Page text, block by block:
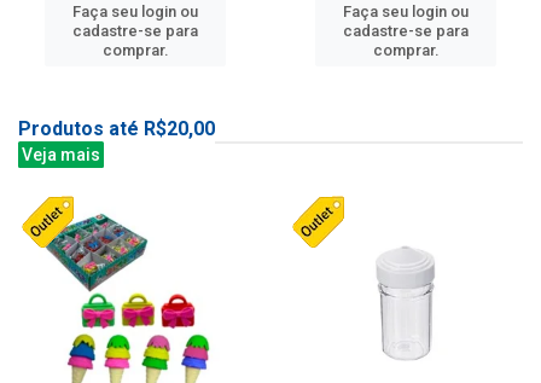
Faça seu login ou
cadastre-se para
comprar.
Faça seu login ou
cadastre-se para
comprar.
Produtos até R$20,00
Veja mais